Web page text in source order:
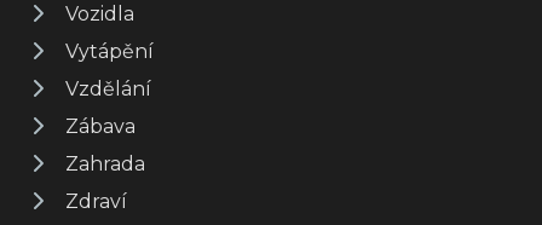
Vozidla
Vytápění
Vzdělání
Zábava
Zahrada
Zdraví